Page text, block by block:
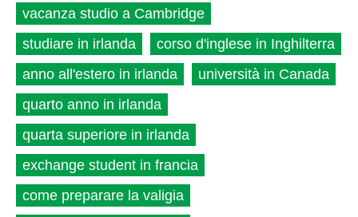
vacanza studio a Cambridge
studiare in irlanda
corso d'inglese in Inghilterra
anno all'estero in irlanda
università in Canada
quarto anno in irlanda
quarta superiore in irlanda
exchange student in francia
come preparare la valigia